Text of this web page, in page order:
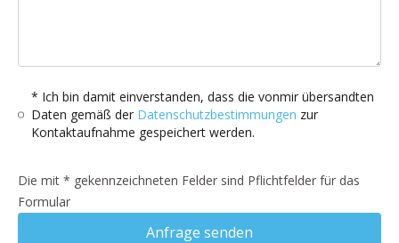
* Ich bin damit einverstanden, dass die vonmir übersandten
Daten gemäß der Datenschutzbestimmungen zur
Kontaktaufnahme gespeichert werden.
Die mit * gekennzeichneten Felder sind Pflichtfelder für das
Formular
Anfrage senden